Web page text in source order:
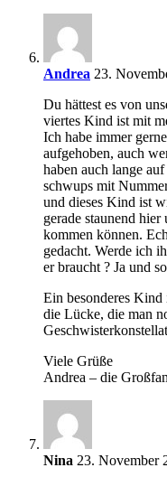
Andrea 23.
Du hättest es von
viertes Kind ist mit
Ich habe immer
aufgehoben, auch
haben auch lange
schwups mit
und dieses Kind ist
gerade staunend
kommen können.
gedacht. Werde ich
er braucht ? Ja und
Ein besonderes Kind
die Lücke, die man
Viele Grüße
Andrea – die
Nina 23. November